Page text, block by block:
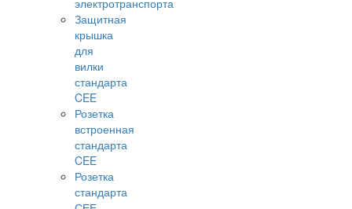
электротранспорта
Защитная
крышка
для
вилки
стандарта
CEE
Розетка
встроенная
стандарта
CEE
Розетка
стандарта